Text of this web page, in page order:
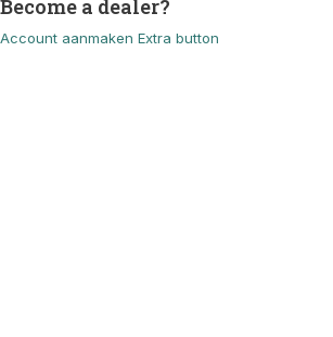
Become a dealer?
Account aanmaken Extra button